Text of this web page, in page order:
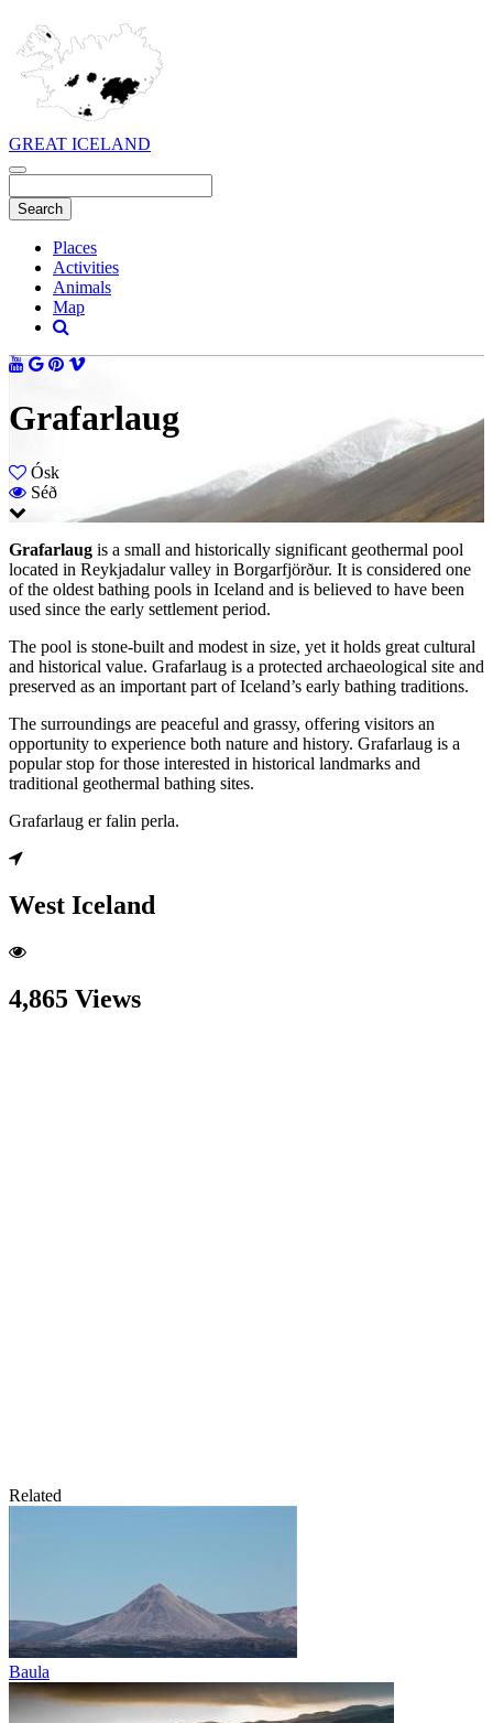
GREAT ICELAND
Places
Activities
Animals
Map
Grafarlaug
Ósk
Séð
Grafarlaug is a small and historically significant geothermal pool
located in Reykjadalur valley in Borgarfjörður. It is considered one
of the oldest bathing pools in Iceland and is believed to have been
used since the early settlement period.
The pool is stone-built and modest in size, yet it holds great cultural
and historical value. Grafarlaug is a protected archaeological site and
preserved as an important part of Iceland’s early bathing traditions.
The surroundings are peaceful and grassy, offering visitors an
opportunity to experience both nature and history. Grafarlaug is a
popular stop for those interested in historical landmarks and
traditional geothermal bathing sites.
Grafarlaug er falin perla.
West Iceland
4,865 Views
Related
Baula